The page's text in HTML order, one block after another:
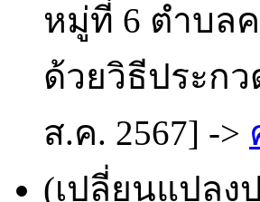
หมู่ที่ 6 ตำบล
ด้วยวิธีประกว
ส.ค. 2567] ->
(เปลี่ยนแปล